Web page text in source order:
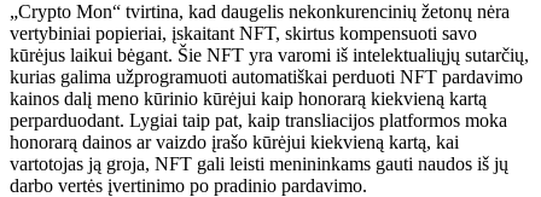
„Crypto Mon“ tvirtina, kad daugelis nekonkurencinių žetonų nėra
vertybiniai popieriai, įskaitant NFT, skirtus kompensuoti savo
kūrėjus laikui bėgant. Šie NFT yra varomi iš intelektualiųjų sutarčių,
kurias galima užprogramuoti automatiškai perduoti NFT pardavimo
kainos dalį meno kūrinio kūrėjui kaip honorarą kiekvieną kartą
perparduodant. Lygiai taip pat, kaip transliacijos platformos moka
honorarą dainos ar vaizdo įrašo kūrėjui kiekvieną kartą, kai
vartotojas ją groja, NFT gali leisti menininkams gauti naudos iš jų
darbo vertės įvertinimo po pradinio pardavimo.